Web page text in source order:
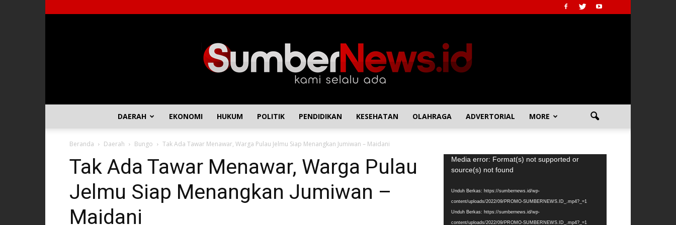
DAERAH EKONOMI HUKUM POLITIK PENDIDIKAN KESEHATAN OLAHRAGA ADVERTORIAL MORE
Beranda Daerah Bungo Tak Ada Tawar Menawar, Warga Pulau Jelmu Siap Menangkan Jumiwan – Maidani
Tak Ada Tawar Menawar, Warga Pulau
Jelmu Siap Menangkan Jumiwan –
Maidani
Pemutar
Video
Media error: Format(s) not supported or
source(s) not found
Unduh Berkas: https://sumbernews.id/wp-
content/uploads/2022/09/PROMO-SUMBERNEWS.ID_.mp4?_=1
Unduh Berkas: https://sumbernews.id/wp-
content/uploads/2022/09/PROMO-SUMBERNEWS.ID_.mp4?_=1